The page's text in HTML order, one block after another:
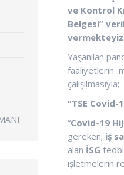
ve Kontrol
Belgesi”
Yaşanılan
faaliyetlerin
“TSE
“Covid-19
gereken; iş
alan İSG
işletmelerin